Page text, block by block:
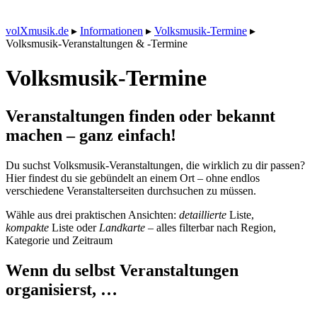
volXmusik.de ▸ Informationen ▸ Volksmusik-Termine ▸
Volksmusik-Veranstaltungen & -Termine
Volksmusik-Termine
Veranstaltungen finden oder bekannt
machen – ganz einfach!
Du suchst Volksmusik-Veranstaltungen, die wirklich zu dir passen?
Hier findest du sie gebündelt an einem Ort – ohne endlos
verschiedene Veranstalterseiten durchsuchen zu müssen.
Wähle aus drei praktischen Ansichten: detaillierte Liste,
kompakte Liste oder Landkarte – alles filterbar nach Region,
Kategorie und Zeitraum
Wenn du selbst Veranstaltungen
organisierst, …